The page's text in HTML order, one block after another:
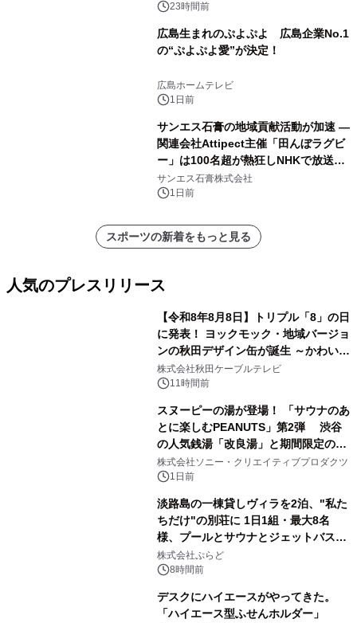
23時間前
広島生まれのぷよぷよ 広島企業No.1
の“ぷよぷよ愛”が決定！
広島ホームテレビ
1日前
サンエス石膏の地域貢献活動が加速 ―
関連会社Attipect主催「田んぼラグビ
ー」は100名超が熱狂しNHKで放送さ
れました。
サンエス石膏株式会社
1日前
スポーツの新着をもっと見る
人気のプレスリリース
【令和8年8月8日】トリプル「8」の日
に発表！ ヨックモック・地域バージョ
ンの秋田デザイン缶が誕生 ～かわいい
秋田犬の子犬と秋田の四季と名所を巡
るパッケージ～ 9月1日(火)秋田県内で
株式会社秋田ケーブルテレビ
11時間前
スヌーピーの湯が登場！ 「サウナのあ
とに楽しむPEANUTS」第2弾 渋谷
の人気銭湯「改良湯」と期間限定のコ
ラボレーション サウナイキタイコラ
ボグッズも発売決定！
株式会社ソニー・クリエイティブプロダクツ
1日前
淡路島の一棟貸しヴィラを2泊、"私た
ちだけ"の別荘に 1日1組・最大8名
様、プールとサウナとジェットバス付
きで Villa Mon Temps AWAJIの連泊
素泊りプラン
株式会社ぷらど
8時間前
デスクにハイエースがやってきた。
「ハイエース型ふせんホルダー」